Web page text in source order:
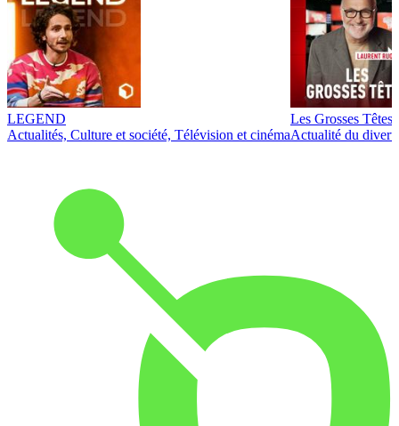
LEGEND
Actualités, Culture et société, Télévision et cinéma
Les Grosses Têtes
Actualité du